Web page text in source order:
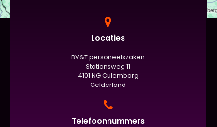
Locaties
BV&T personeelszaken
Stationsweg 11
4101 NG Culemborg
Gelderland
Telefoonnummers